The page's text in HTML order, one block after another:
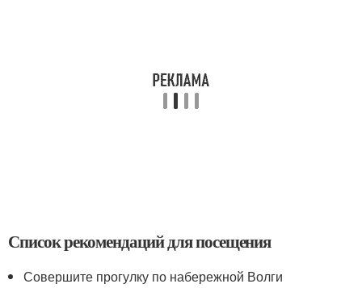
Список рекомендаций для посещения
Совершите прогулку по набережной Волги